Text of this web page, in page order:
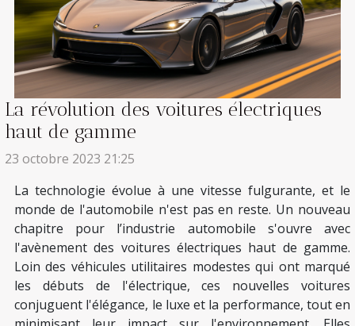
La révolution des voitures électriques
haut de gamme
23 octobre 2023 21:25
La technologie évolue à une vitesse fulgurante, et le
monde de l'automobile n'est pas en reste. Un nouveau
chapitre pour l’industrie automobile s'ouvre avec
l'avènement des voitures électriques haut de gamme.
Loin des véhicules utilitaires modestes qui ont marqué
les débuts de l'électrique, ces nouvelles voitures
conjuguent l'élégance, le luxe et la performance, tout en